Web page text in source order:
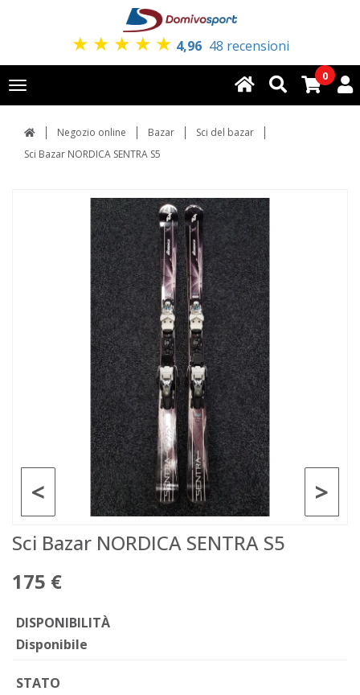
★ ★ ★ ★ ★ 4,96 48 recensioni
Toggle
navigation
0
Negozio online Bazar
Sci del bazar
Sci Bazar NORDICA SENTRA S5
>
<
Sci Bazar NORDICA SENTRA S5
175 €
DISPONIBILITÀ
Disponibile
STATO